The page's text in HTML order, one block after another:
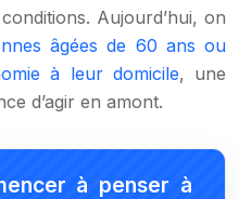
Aujourd’hui, on
âgées de 60 ans ou
à leur domicile, une
d’agir en amont.
à penser à